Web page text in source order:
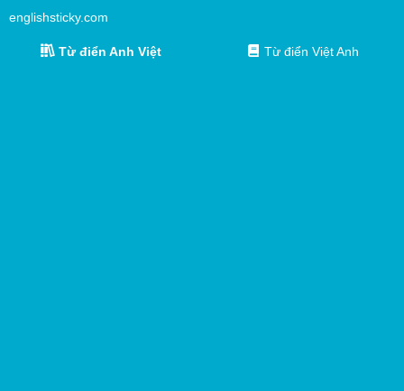
englishsticky.com
Từ điển Anh Việt Từ điển Việt Anh